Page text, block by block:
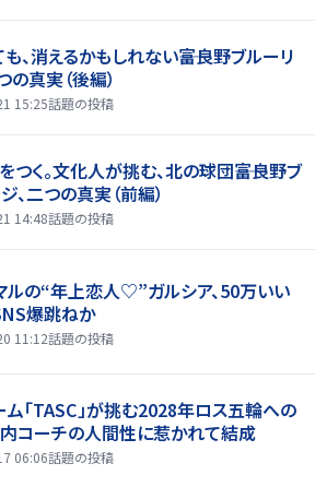
、消えるかもしれない――富良野ブルーリ
の真実（後編）
15:25話題の投稿
つく。文化人が挑む、北の球団――富良野ブ
、二つの真実（前編）
14:48話題の投稿
ルの“年上恋人♡”ガルシア、50万いい
爆跳ねか
11:12話題の投稿
「TASC」が挑む2028年ロス五輪への
内コーチの人間性に惹かれて結成
06:06話題の投稿